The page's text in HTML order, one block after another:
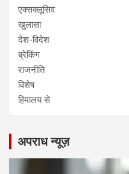
एक्सक्लूसिव
खुलासा
देश-विदेश
ब्रेकिंग
राजनीति
विशेष
हिमालय से
अपराध न्यूज़